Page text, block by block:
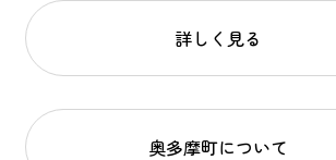
詳しく見る
奥多摩町について